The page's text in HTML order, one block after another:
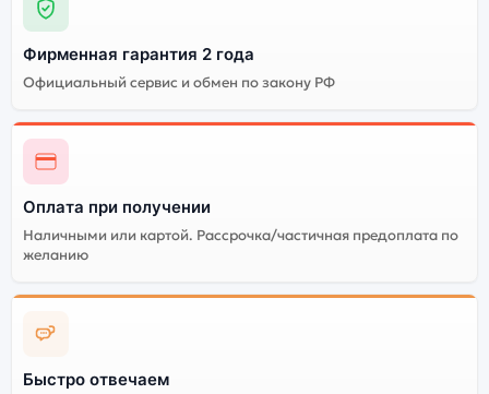
Фирменная гарантия 2 года
Официальный сервис и обмен по закону РФ
Оплата при получении
Наличными или картой. Рассрочка/частичная предоплата по
желанию
Быстро отвечаем